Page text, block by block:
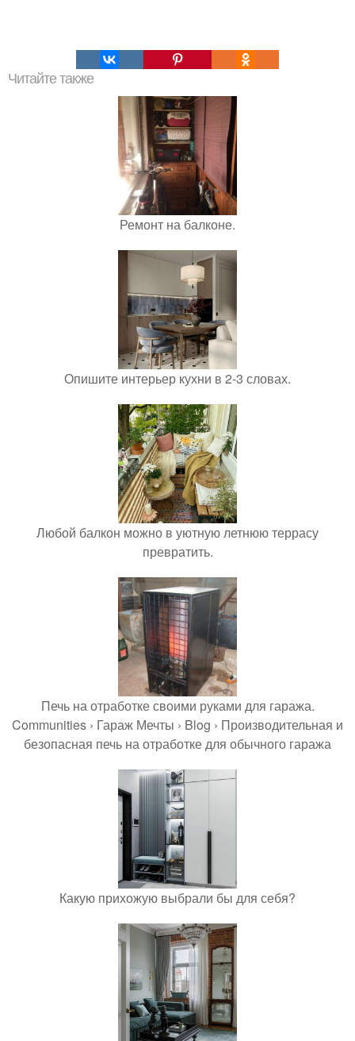
Читайте также
Ремонт на балконе.
Опишите интерьер кухни в 2-3 словах.
Любой балкон можно в уютную летнюю террасу
превратить.
Печь на отработке своими руками для гаража.
Communities › Гараж Мечты › Blog › Производительная и
безопасная печь на отработке для обычного гаража
Какую прихожую выбрали бы для себя?